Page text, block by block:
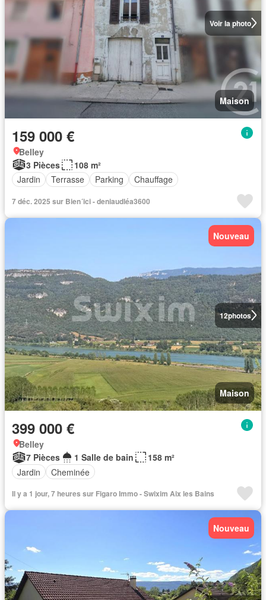
Voir la photo
Maison
159 000 €
Belley
3 Pièces
108 m²
Jardin
Terrasse Parking Chauffage
7 déc. 2025 sur Bien´ici - deniaudléa3600
12photos
Nouveau
Maison
399 000 €
Belley
7 Pièces
1 Salle de bain
158 m²
Jardin
Cheminée
Il y a 1 jour, 7 heures sur Figaro Immo - Swixim Aix les Bains
Nouveau